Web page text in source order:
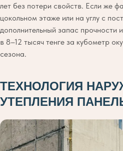
лет без потери свойств. Если же
цокольном этаже или на углу с
дополнительный запас прочности
в 8–12 тысяч тенге за кубометр
сезона.
ТЕХНОЛОГИЯ
УТЕПЛЕНИЯ